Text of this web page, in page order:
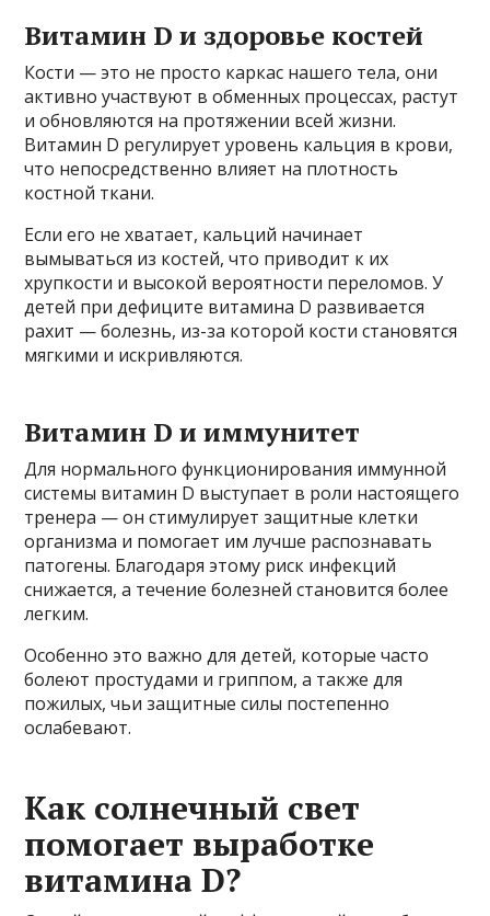
Витамин D и здоровье костей
Кости — это не просто каркас нашего тела, они
активно участвуют в обменных процессах, растут
и обновляются на протяжении всей жизни.
Витамин D регулирует уровень кальция в крови,
что непосредственно влияет на плотность
костной ткани.
Если его не хватает, кальций начинает
вымываться из костей, что приводит к их
хрупкости и высокой вероятности переломов. У
детей при дефиците витамина D развивается
рахит — болезнь, из-за которой кости становятся
мягкими и искривляются.
Витамин D и иммунитет
Для нормального функционирования иммунной
системы витамин D выступает в роли настоящего
тренера — он стимулирует защитные клетки
организма и помогает им лучше распознавать
патогены. Благодаря этому риск инфекций
снижается, а течение болезней становится более
легким.
Особенно это важно для детей, которые часто
болеют простудами и гриппом, а также для
пожилых, чьи защитные силы постепенно
ослабевают.
Как солнечный свет
помогает выработке
витамина D?